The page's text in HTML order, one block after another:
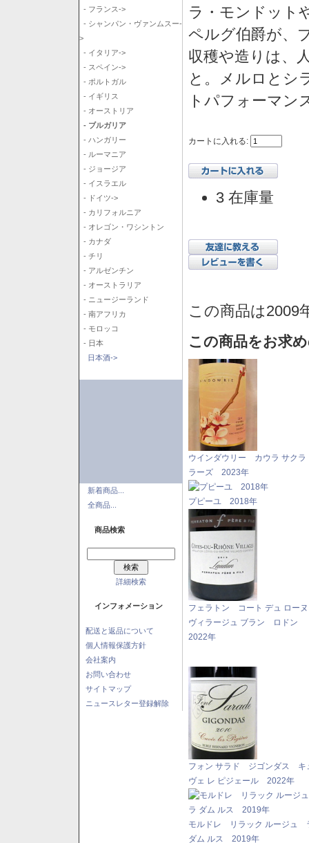
- フランス->
- シャンパン・ヴァンムスー-
>
- イタリア->
- スペイン->
- ポルトガル
- イギリス
- オーストリア
- ブルガリア
- ハンガリー
- ルーマニア
- ジョージア
- イスラエル
- ドイツ->
- カリフォルニア
- オレゴン・ワシントン
- カナダ
- チリ
- アルゼンチン
- オーストラリア
- ニュージーランド
- 南アフリカ
- モロッコ
- 日本
日本酒->
新着商品...
全商品...
商品検索
詳細検索
インフォメーション
配送と返品について
個人情報保護方針
会社案内
お問い合わせ
サイトマップ
ニュースレター登録解除
ラ・モンドット
ペルグ伯爵が、
収穫や造りは、
と。メルロとシ
トパフォーマン
カートに入れる:
3 在庫量
この商品は2009
この商品をお求
ウインダウリー カウラ サクラ
ラーズ 2023年
プピーユ 2018年
フェラトン コート デュ ロー
ヴィラージュ ブラン ロドン
2022年
フォン サラド ジゴンダス キ
ヴェ レ ピジェール 2022年
モルドレ リラック ルージュ
ダム ルス 2019年